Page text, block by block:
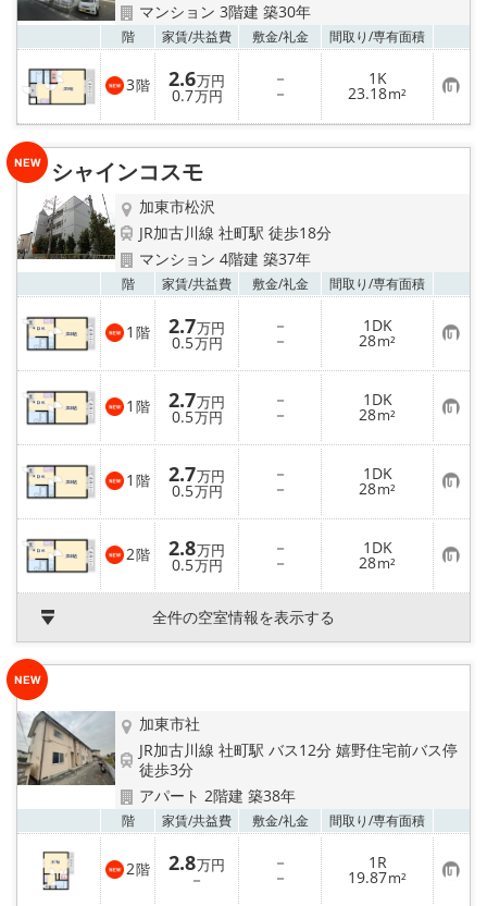
マンション 3階建 築30年
階 家賃/共益費 敷金/礼金 間取り/専有面積
3階 2.6万円
0.7万円
－
－
1K
23.18m² お
気
に
り
シャインコスモ
加東市松沢
JR加古川線 社町駅 徒歩18分
マンション 4階建 築37年
階 家賃/共益費 敷金/礼金 間取り/専有面積
1 階 2.7万円
0.5万円
－
－
1DK
28m² お
気
に
入
り
登
録
1 階 2.7万円
0.5万円
－
－
1DK
28m² お
気
に
入
り
登
録
1 階 2.7万円
0.5万円
－
－
1DK
28m² お
気
に
入
り
登
録
2階 2.8万円
0.5万円
－
－
1DK
28m² お
気
に
登
全件の空室情報を表示する
加東市社
JR加古川線 社町駅 バス12分 嬉野住宅前バス停
徒歩3分
アパート 2階建 築38年
階 家賃/共益費 敷金/礼金 間取り/専有面積
2階 2.8万円
－
－
－
1R
19.87m² お
気